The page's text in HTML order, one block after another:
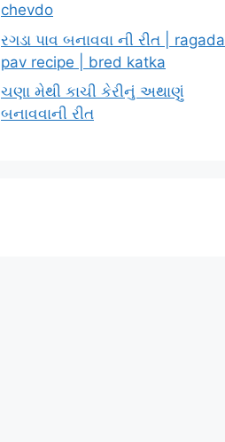
chevdo
રગડા પાવ બનાવવા ની રીત | ragada
pav recipe | bred katka
ચણા મેથી કાચી કેરીનું અથાણું
બનાવવાની રીત